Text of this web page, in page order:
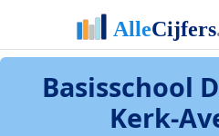
Basisschool
Kerk-